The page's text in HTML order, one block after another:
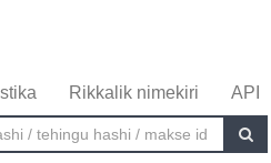
Rikkalik nimekiri API